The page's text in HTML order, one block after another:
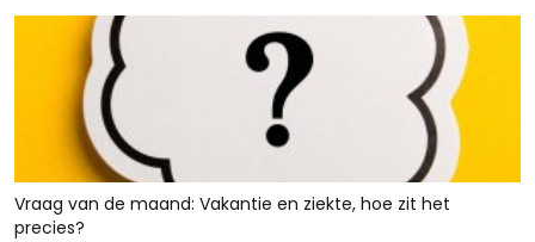
Vraag van de maand: Vakantie en ziekte, hoe zit het
precies?